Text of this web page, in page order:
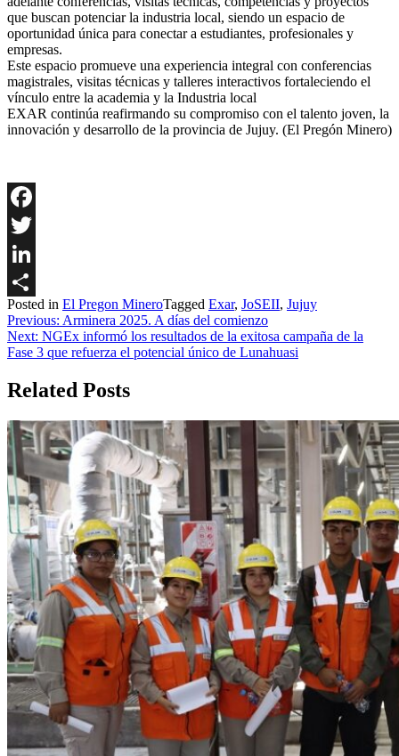
que buscan potenciar la industria local, siendo un espacio de
oportunidad única para conectar a estudiantes, profesionales y
empresas.
Este espacio promueve una experiencia integral con conferencias
magistrales, visitas técnicas y talleres interactivos fortaleciendo el
vínculo entre la academia y la Industria local
EXAR continúa reafirmando su compromiso con el talento joven, la
innovación y desarrollo de la provincia de Jujuy. (El Pregón Minero)
Facebook
Twitter
LinkedIn
Share
Posted in El Pregon MineroTagged Exar, JoSEII, Jujuy
Navegación
de
Previous: Arminera 2025. A días del comienzo
Next: NGEx informó los resultados de la exitosa campaña de la
Fase 3 que refuerza el potencial único de Lunahuasi
Related Posts